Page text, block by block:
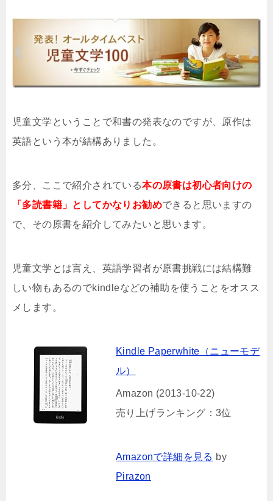
児童文学ということで和書の発表なのですが、原作は
英語という本が結構ありました。
多分、ここで紹介されている本の原書は初心者向けの
「多読書籍」としてかなりお勧めできると思いますの
で、その原書を紹介してみたいと思います。
児童文学とは言え、英語学習者が原書挑戦には結構難
しい物もあるのでkindleなどの補助を使うことをオスス
メします。
Kindle Paperwhite（ニューモデ
ル）
Amazon (2013-10-22)
売り上げランキング：3位
Amazonで詳細を見る by
Pirazon